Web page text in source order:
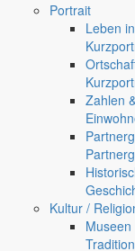
Portrait
Leben
Zahlen
Kultur /
Museen
Deutsch-Paulsdorf